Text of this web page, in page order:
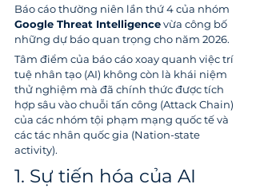
Báo cáo thường niên lần thứ 4 của nhóm
Google Threat Intelligence vừa công bố
những dự báo quan trọng cho năm 2026.
Tâm điểm của báo cáo xoay quanh việc trí
tuệ nhân tạo (AI) không còn là khái niệm
thử nghiệm mà đã chính thức được tích
hợp sâu vào chuỗi tấn công (Attack Chain)
của các nhóm tội phạm mạng quốc tế và
các tác nhân quốc gia (Nation-state
activity).
1. Sự tiến hóa của AI